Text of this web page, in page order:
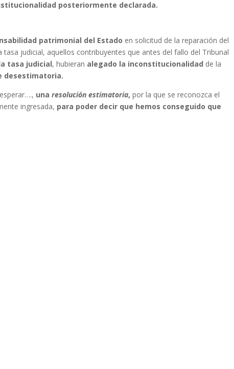
posteriormente declarada.
patrimonial del Estado en solicitud de la reparación del
judicial, aquellos contribuyentes que antes del fallo del Tribunal
tasa judicial, hubieran alegado la inconstitucionalidad de la
desestimatoria.
una resolución estimatoria,por la que se reconozca el
ingresada, para poder decir que hemos conseguido que